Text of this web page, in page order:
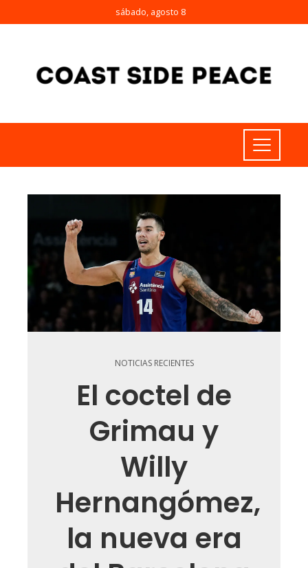
sábado, agosto 8
NOTICIAS RECIENTES
El coctel de
Grimau y
Willy
Hernangómez,
la nueva era